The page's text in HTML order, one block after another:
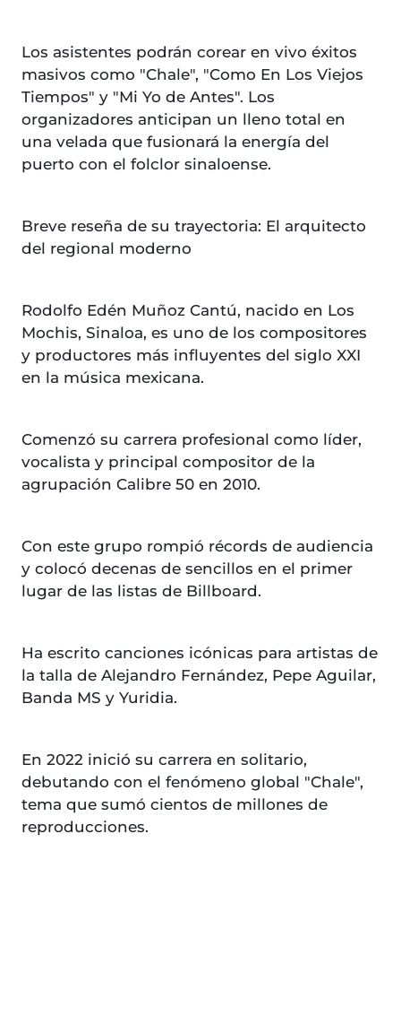
Los asistentes podrán corear en vivo éxitos
masivos como "Chale", "Como En Los Viejos
Tiempos" y "Mi Yo de Antes". Los
organizadores anticipan un lleno total en
una velada que fusionará la energía del
puerto con el folclor sinaloense.
Breve reseña de su trayectoria: El arquitecto
del regional moderno
Rodolfo Edén Muñoz Cantú, nacido en Los
Mochis, Sinaloa, es uno de los compositores
y productores más influyentes del siglo XXI
en la música mexicana.
Comenzó su carrera profesional como líder,
vocalista y principal compositor de la
agrupación Calibre 50 en 2010.
Con este grupo rompió récords de audiencia
y colocó decenas de sencillos en el primer
lugar de las listas de Billboard.
Ha escrito canciones icónicas para artistas de
la talla de Alejandro Fernández, Pepe Aguilar,
Banda MS y Yuridia.
En 2022 inició su carrera en solitario,
debutando con el fenómeno global "Chale",
tema que sumó cientos de millones de
reproducciones.